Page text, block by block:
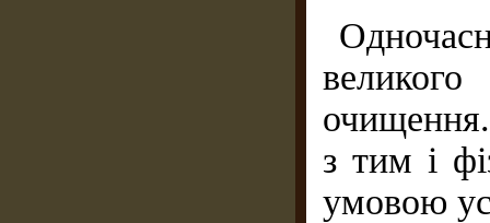
з тим і
умовою